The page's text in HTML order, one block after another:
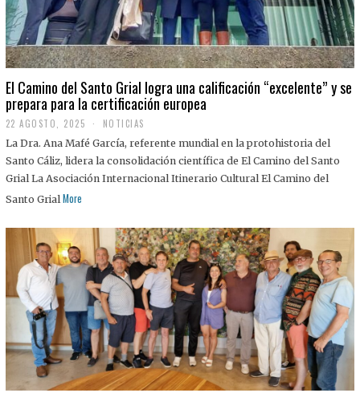
El Camino del Santo Grial logra una calificación “excelente” y se
prepara para la certificación europea
22 AGOSTO, 2025
2
A
G
O
S
2
5
NOTICIAS
La Dra. Ana Mafé García, referente mundial en la protohistoria del
Santo Cáliz, lidera la consolidación científica de El Camino del Santo
Grial La Asociación Internacional Itinerario Cultural El Camino del
Santo Grial More